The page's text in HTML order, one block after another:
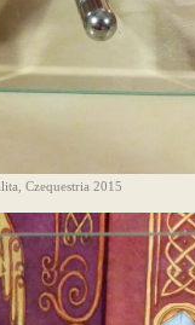
Czequestria 2015